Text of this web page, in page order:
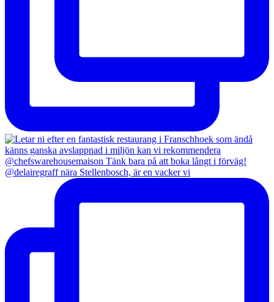
@delairegraff nära Stellenbosch, är en vacker vi